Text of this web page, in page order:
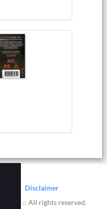
Disclaimer
:: All rights reserved.